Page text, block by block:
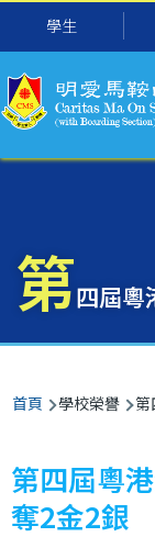
移至主內容
學生
导
航
第四屆粵
導
航
連
結
首頁 學校榮譽 第
第四屆粵
奪2金2銀